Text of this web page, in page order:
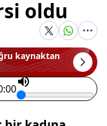
oldu
kaynaktan